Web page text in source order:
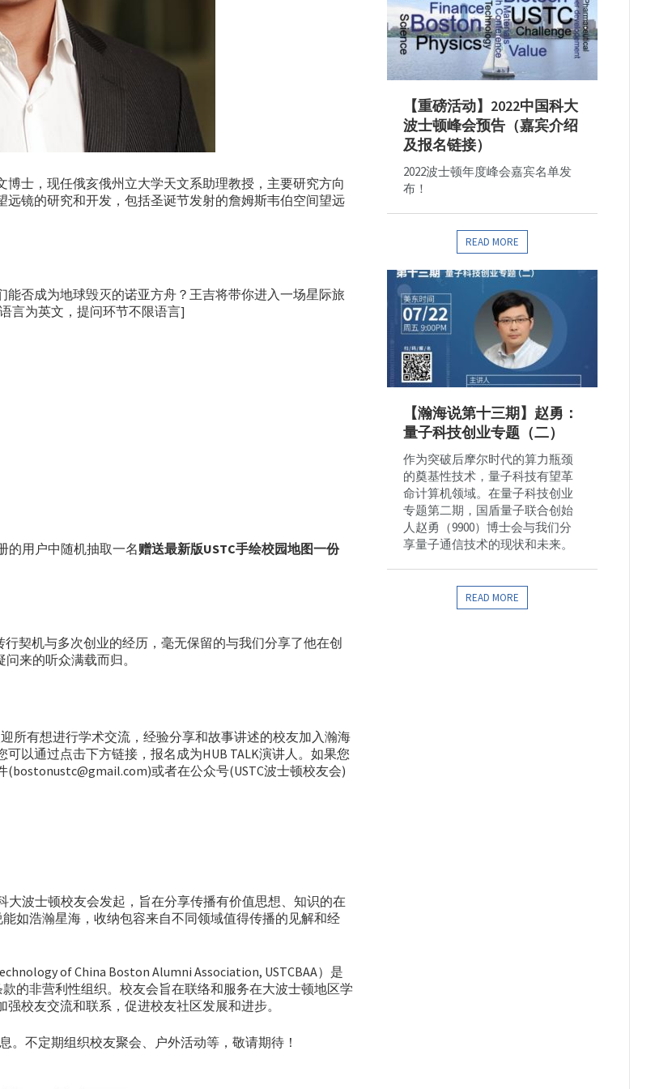
士，现任俄亥俄州立大学天文系助理教授，主要研究方向
镜的研究和开发，包括圣诞节发射的詹姆斯韦伯空间望远
否成为地球毁灭的诺亚方舟？王吉将带你进入一场星际旅
言为英文，提问环节不限语言]
的用户中随机抽取一名赠送最新版USTC手绘校园地图一份
契机与多次创业的经历，毫无保留的与我们分享了他在创
来的听众满载而归。
所有想进行学术交流，经验分享和故事讲述的校友加入瀚海
以通过点击下方链接，报名成为HUB TALK演讲人。如果您
或者在公众号(USTC波士顿校友会)
大波士顿校友会发起，旨在分享传播有价值思想、知识的在
如浩瀚星海，收纳包容来自不同领域值得传播的见解和经
of China Boston Alumni Association, USTCBAA）是
的非营利性组织。校友会旨在联络和服务在大波士顿地区学
校友交流和联系，促进校友社区发展和进步。
。不定期组织校友聚会、户外活动等，敬请期待！
【重磅活动】2022中国科大
波士顿峰会预告（嘉宾介绍
及报名链接）
2022波士顿年度峰会嘉宾名单发
布！
READ MORE
【瀚海说第十三期】赵勇：
量子科技创业专题（二）
作为突破后摩尔时代的算力瓶颈
的奠基性技术，量子科技有望革
命计算机领域。在量子科技创业
专题第二期，国盾量子联合创始
人赵勇（9900）博士会与我们分
享量子通信技术的现状和未来。
READ MORE